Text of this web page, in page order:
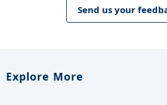
Send us your
Explore More